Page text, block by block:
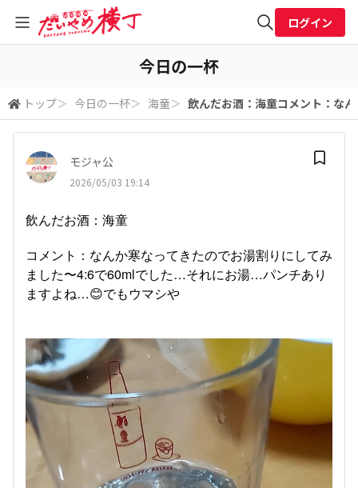
検索
ログイン
今日の一杯
トップ＞ 今日の一杯＞ 海童＞ 飲んだお酒：海童コメント：な
モジャ公
2026/05/03 19:14
飲んだお酒：海童
コメント：なんか寒なってきたのでお湯割りにしてみ
ました〜4:6で60mlでした…それにお湯…パンチあり
ますよね…😊でもウマシや